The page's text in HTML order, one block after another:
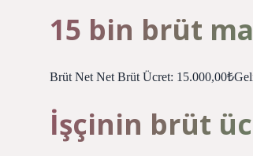
15 bin brüt
Brüt Net Net Brüt Ücret:
İşçinin brüt